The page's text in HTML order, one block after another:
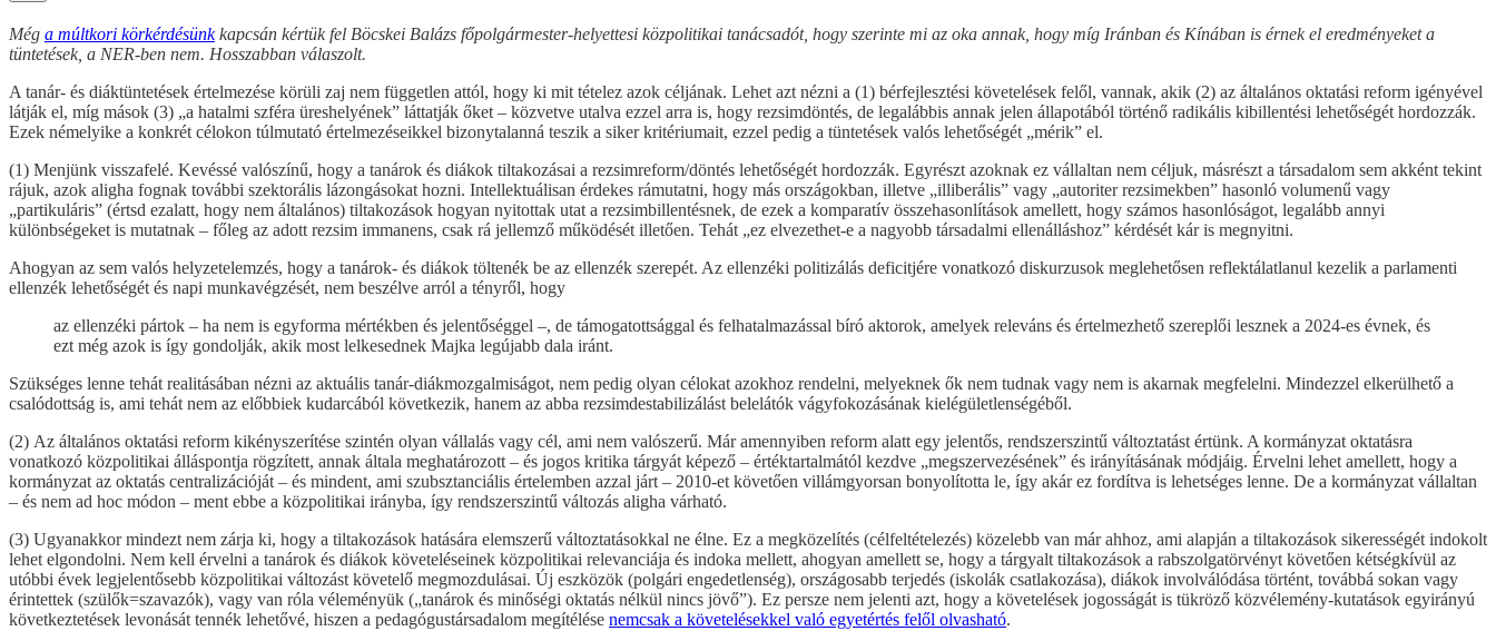
Még a múltkori körkérdésünkkapcsán kértük fel Böcskei Balázs főpolgármester-helyettesi közpolitikai tanácsadót, hogy szerinte mi az oka annak, hogy míg Iránban és Kínában is érnek el eredményeket a
tüntetések, a NER-ben nem. Hosszabban válaszolt.
A tanár- és diáktüntetések értelmezése körüli zaj nem független attól, hogy ki mit tételez azok céljának. Lehet azt nézni a (1) bérfejlesztési követelések felől, vannak, akik (2) az általános oktatási reform igényével
látják el, míg mások (3) „a hatalmi szféra üreshelyének” láttatják őket – közvetve utalva ezzel arra is, hogy rezsimdöntés, de legalábbis annak jelen állapotából történő radikális kibillentési lehetőségét hordozzák.
Ezek némelyike a konkrét célokon túlmutató értelmezéseikkel bizonytalanná teszik a siker kritériumait, ezzel pedig a tüntetések valós lehetőségét „mérik” el.
(1) Menjünk visszafelé. Kevéssé valószínű, hogy a tanárok és diákok tiltakozásai a rezsimreform/döntés lehetőségét hordozzák. Egyrészt azoknak ez vállaltan nem céljuk, másrészt a társadalom sem akként tekint
rájuk, azok aligha fognak további szektorális lázongásokat hozni. Intellektuálisan érdekes rámutatni, hogy más országokban, illetve „illiberális” vagy „autoriter rezsimekben” hasonló volumenű vagy
„partikuláris” (értsd ezalatt, hogy nem általános) tiltakozások hogyan nyitottak utat a rezsimbillentésnek, de ezek a komparatív összehasonlítások amellett, hogy számos hasonlóságot, legalább annyi
különbségeket is mutatnak – főleg az adott rezsim immanens, csak rá jellemző működését illetően. Tehát „ez elvezethet-e a nagyobb társadalmi ellenálláshoz” kérdését kár is megnyitni.
Ahogyan az sem valós helyzetelemzés, hogy a tanárok- és diákok töltenék be az ellenzék szerepét. Az ellenzéki politizálás deficitjére vonatkozó diskurzusok meglehetősen reflektálatlanul kezelik a parlamenti
ellenzék lehetőségét és napi munkavégzését, nem beszélve arról a tényről, hogy
az ellenzéki pártok – ha nem is egyforma mértékben és jelentőséggel –, de támogatottsággal és felhatalmazással bíró aktorok, amelyek releváns és értelmezhető szereplői lesznek a 2024-es évnek, és
ezt még azok is így gondolják, akik most lelkesednek Majka legújabb dala iránt.
Szükséges lenne tehát realitásában nézni az aktuális tanár-diákmozgalmiságot, nem pedig olyan célokat azokhoz rendelni, melyeknek ők nem tudnak vagy nem is akarnak megfelelni. Mindezzel elkerülhető a
csalódottság is, ami tehát nem az előbbiek kudarcából következik, hanem az abba rezsimdestabilizálást belelátók vágyfokozásának kielégületlenségéből.
(2) Az általános oktatási reform kikényszerítése szintén olyan vállalás vagy cél, ami nem valószerű. Már amennyiben reform alatt egy jelentős, rendszerszintű változtatást értünk. A kormányzat oktatásra
vonatkozó közpolitikai álláspontja rögzített, annak általa meghatározott – és jogos kritika tárgyát képező – értéktartalmától kezdve „megszervezésének” és irányításának módjáig. Érvelni lehet amellett, hogy a
kormányzat az oktatás centralizációját – és mindent, ami szubsztanciális értelemben azzal járt – 2010-et követően villámgyorsan bonyolította le, így akár ez fordítva is lehetséges lenne. De a kormányzat vállaltan
– és nem ad hoc módon – ment ebbe a közpolitikai irányba, így rendszerszintű változás aligha várható.
(3) Ugyanakkor mindezt nem zárja ki, hogy a tiltakozások hatására elemszerű változtatásokkal ne élne. Ez a megközelítés (célfeltételezés) közelebb van már ahhoz, ami alapján a tiltakozások sikerességét indokolt
lehet elgondolni. Nem kell érvelni a tanárok és diákok követeléseinek közpolitikai relevanciája és indoka mellett, ahogyan amellett se, hogy a tárgyalt tiltakozások a rabszolgatörvényt követően kétségkívül az
utóbbi évek legjelentősebb közpolitikai változást követelő megmozdulásai. Új eszközök (polgári engedetlenség), országosabb terjedés (iskolák csatlakozása), diákok involválódása történt, továbbá sokan vagy
érintettek (szülők=szavazók), vagy van róla véleményük („tanárok és minőségi oktatás nélkül nincs jövő”). Ez persze nem jelenti azt, hogy a követelések jogosságát is tükröző közvélemény-kutatások egyirányú
következtetések levonását tennék lehetővé, hiszen a pedagógustársadalom megítélése nemcsak a követelésekkel való egyetértés felől olvasható.